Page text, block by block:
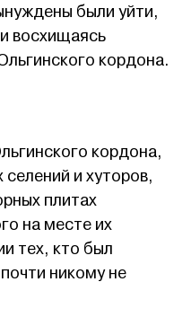
были уйти,
восхищаясь
кордона.
кордона,
и хуторов,
плитах
на месте их
тех, кто был
никому не